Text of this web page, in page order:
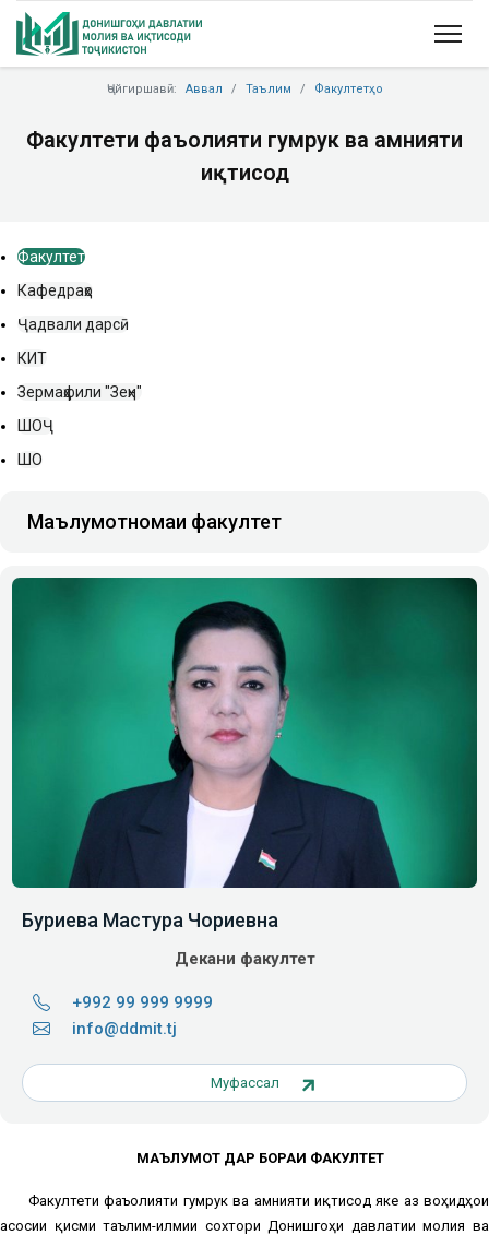
Ҷойгиршавӣ: Аввал Таълим Факултетҳо
Факултети фаъолияти гумрукӣ ва амнияти
иқтисодӣ
Факултет
Кафедраҳо
Ҷадвали дарсӣ
КИТ
Зермаҳфили "Зеҳн"
ШОҶ
ШО
Маълумотномаи факултет
Буриева Мастура Чориевна
Декани факултет
+992 99 999 9999
info@ddmit.tj
Муфассал
МАЪЛУМОТ ДАР БОРАИ ФАКУЛТЕТ
Факултетифаъолияти гумрукӣ ва амнияти иқтисодӣ яке аз воҳидҳои
асосии қисми таълимӣ-илмии сохтори Донишгоҳи давлатии молия ва